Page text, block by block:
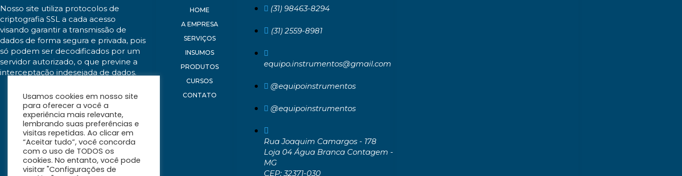
Nosso site utiliza protocolos de
criptografia SSL a cada acesso
visando garantir a transmissão de
dados de forma segura e privada, pois
só podem ser decodificados por um
servidor autorizado, o que previne a
interceptação indesejada de dados.
HOME
A EMPRESA
SERVIÇOS
INSUMOS
PRODUTOS
CURSOS
CONTATO
(31) 98463-8294
(31) 2559-8981
equipo.instrumentos@gmail.com
@equipoinstrumentos
@equipoinstrumentos
Rua Joaquim Camargos - 178
Loja 04 Água Branca Contagem -
MG
CEP: 32371-030
Usamos cookies em nosso site
para oferecer a você a
experiência mais relevante,
lembrando suas preferências e
visitas repetidas. Ao clicar em
“Aceitar tudo”, você concorda
com o uso de TODOS os
cookies. No entanto, você pode
visitar "Configurações de